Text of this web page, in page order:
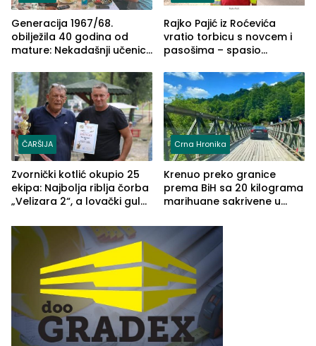
Generacija 1967/68.
obilježila 40 godina od
mature: Nekadašnji učenici
(FOTO)
Rajko Pajić iz Roćevića
vratio torbicu s novcem i
pasošima – spasio
Grčkoj
ČARŠIJA
Zvornički kotlić okupio 25
ekipa: Najbolja riblja čorba
„Velizara 2“, a lovački gulaš
Crna Hronika
Krenuo preko granice
prema BiH sa 20 kilograma
marihuane sakrivene u